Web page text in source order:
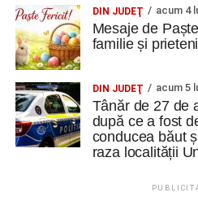
DIN JUDEŢ acum 4
Mesaje de
familie și
DIN JUDEŢ acum 5
Tânăr de 27 de
după ce a fost
conducea băut
raza localității